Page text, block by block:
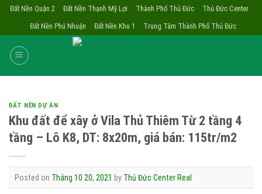
Skip
content
Đất Nền Quận 2 Đất Nền Thạnh Mỹ Lợi Thành Phố Thủ Đức
Thủ Đức Center
Đất Nền Phú Nhuận
Đất Nền Khu 1 Trung Tâm Thành Phố Thủ Đức
ĐẤT NỀN DỰ ÁN
Khu đất để xây ở Vila Thủ Thiêm Từ 2 tầng 4
tầng – Lô K8, DT: 8x20m, giá bán: 115tr/m2
Posted on Tháng 10 20, 2021 by Thủ Đức Center Real